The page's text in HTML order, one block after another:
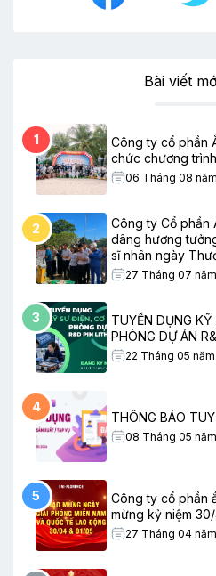
Bài viết
1
Công ty cổ phần
chức chương
06 Tháng 08
2
Công ty Cổ phần
dâng hương
sĩ nhân ngày
27 Tháng 07
3
TUYỂN DỤNG
PHÒNG DỰ ÁN
22 Tháng 05
4
THÔNG BÁO
08 Tháng 05
5
Công ty cổ phần
mừng kỷ niệm
27 Tháng 04